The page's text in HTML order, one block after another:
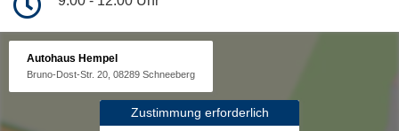
Autohaus Hempel
Bruno-Dost-Str. 20, 08289 Schneeberg
Zustimmung erforderlich